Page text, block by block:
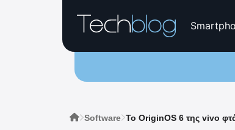
Software Το OriginOS 6 της vivo